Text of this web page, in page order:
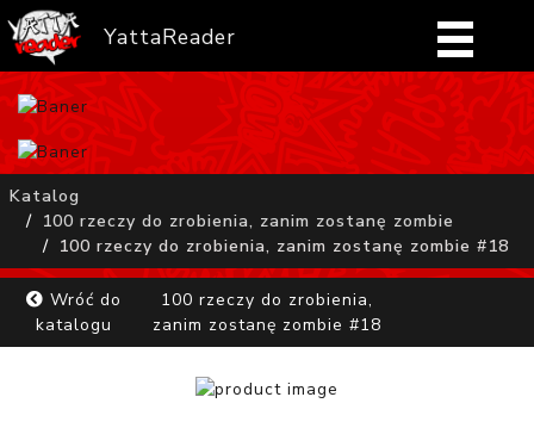
YattaReader
Home
FAQ
Mangi
Katalog
100 rzeczy do zrobienia, zanim zostanę zombie
100 rzeczy do zrobienia, zanim zostanę zombie #18
Wróć do
katalogu
100 rzeczy do zrobienia,
zanim zostanę zombie #18